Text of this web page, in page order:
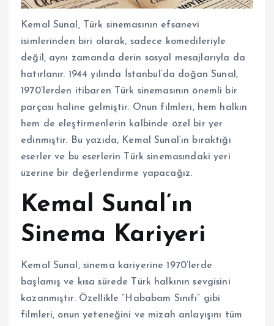
Kemal Sunal, Türk sinemasının efsanevi
isimlerinden biri olarak, sadece komedileriyle
değil, aynı zamanda derin sosyal mesajlarıyla da
hatırlanır. 1944 yılında İstanbul’da doğan Sunal,
1970’lerden itibaren Türk sinemasının önemli bir
parçası haline gelmiştir. Onun filmleri, hem halkın
hem de eleştirmenlerin kalbinde özel bir yer
edinmiştir. Bu yazıda, Kemal Sunal’ın bıraktığı
eserler ve bu eserlerin Türk sinemasındaki yeri
üzerine bir değerlendirme yapacağız.
Kemal Sunal’ın
Sinema Kariyeri
Kemal Sunal, sinema kariyerine 1970’lerde
başlamış ve kısa sürede Türk halkının sevgisini
kazanmıştır. Özellikle “Hababam Sınıfı” gibi
filmleri, onun yeteneğini ve mizah anlayışını tüm